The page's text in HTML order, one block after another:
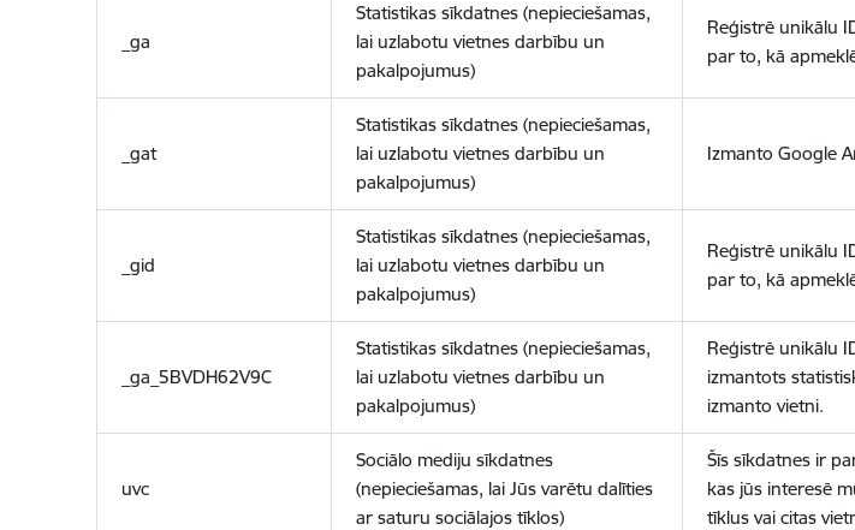
_ga
Statistikas sīkdatnes (nepieciešamas,
lai uzlabotu vietnes darbību un
pakalpojumus)
Reģistrē unikālu
par to, kā
_gat
Statistikas sīkdatnes (nepieciešamas,
lai uzlabotu vietnes darbību un
pakalpojumus)
Izmanto Google
_gid
Statistikas sīkdatnes (nepieciešamas,
lai uzlabotu vietnes darbību un
pakalpojumus)
Reģistrē unikālu
par to, kā
_ga_5BVDH62V9C
Statistikas sīkdatnes (nepieciešamas,
lai uzlabotu vietnes darbību un
pakalpojumus)
Reģistrē unikālu
izmantots
izmanto vietni.
uvc
Sociālo mediju sīkdatnes
(nepieciešamas, lai Jūs varētu dalīties
ar saturu sociālajos tīklos)
Šīs sīkdatnes ir
kas jūs interesē
tīklus vai citas